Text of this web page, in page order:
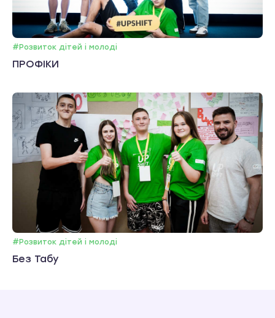
#Розвиток дітей і молоді
ПРОФІКИ
#Розвиток дітей і молоді
Без Табу